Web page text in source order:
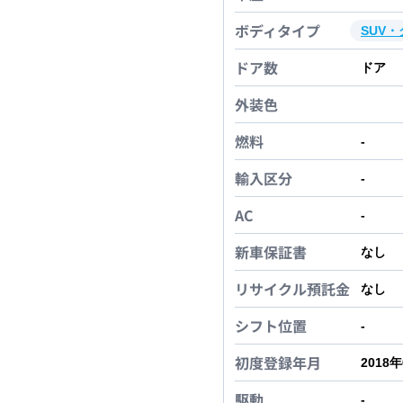
ボディタイプ SUV・
ドア数 ドア
外装色
燃料
-
輸入区分 -
AC -
新車保証書 なし
リサイクル預託金 なし
シフト位置 -
初度登録年月 2018年
-